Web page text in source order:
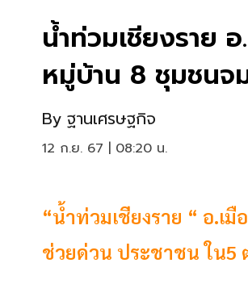
น้ำท่วมเชียงราย
หมู่บ้าน 8 ชุมชนจ
By ฐานเศรษฐกิจ
12 ก.ย. 67 | 08:20 น.
“น้ำท่วมเชียงราย “ อ.เ
ช่วยด่วน ประชาชน ใน5